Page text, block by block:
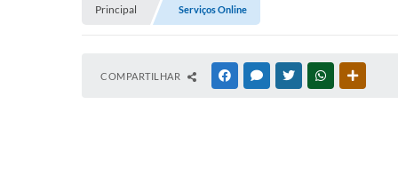
Principal Serviços Online
COMPARTILHAR FACEBOOKMESSENGER
TWITTERWHATSAPP